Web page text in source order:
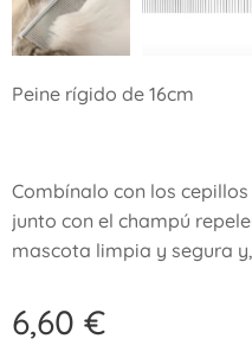
Peine rígido de 16cm
Combínalo con los
junto con el champú
mascota limpia y segura
6,60 €